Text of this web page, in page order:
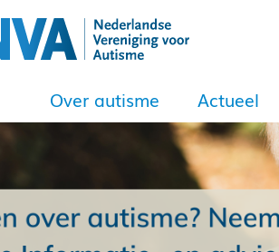
Over autisme Actueel